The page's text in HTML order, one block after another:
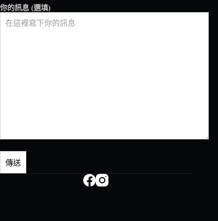
好
風
味
你的訊息 (選填)